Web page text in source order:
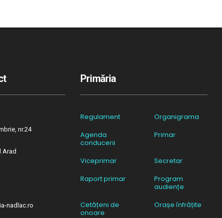
nr.24
Arad
nadlac.ro
Primăria
Regulament
Organigrama
Agenda
conducerii
Primar
Viceprimar
Secretar
Raport primar
Program
audiențe
Cetățeni de
onoare
Orașe înfrățite